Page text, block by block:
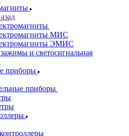
МИС
ЭМИС
и светосигнальная
приборы
приборы